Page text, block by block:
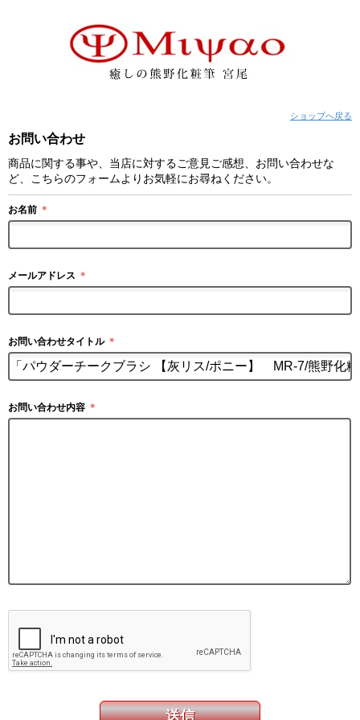
ショップへ戻る
お問い合わせ
商品に関する事や、当店に対するご意見ご感想、お問い合わせな
ど、こちらのフォームよりお気軽にお尋ねください。
お名前 ＊
メールアドレス ＊
お問い合わせタイトル ＊
お問い合わせ内容 ＊